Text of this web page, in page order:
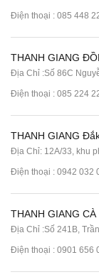
Điện thoại : 085 448
THANH GIANG
Địa Chỉ :Số 86C
Điện thoại : 085 224
THANH GIANG
Địa Chỉ: 12A/33, khu
Điện thoại : 0942 032
THANH GIANG CÀ
Địa Chỉ :Số 241B,
Điện thoại : 0901 656